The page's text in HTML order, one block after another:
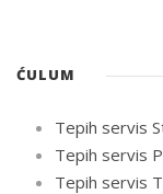
ĆULUM
Tepih servis
Tepih servis
Tepih servis